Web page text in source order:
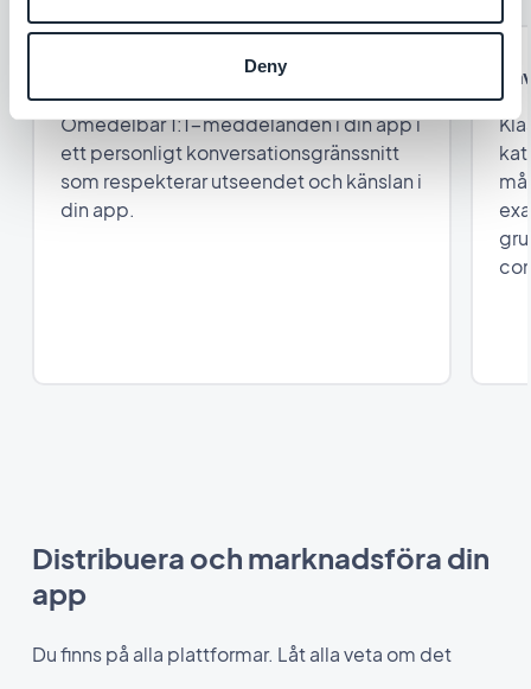
Deny
Omedelbar 1:1-meddelanden i din app i
ett personligt konversationsgränssnitt
som respekterar utseendet och känslan i
din app.
Distribuera och marknadsföra din
app
Du finns på alla plattformar. Låt alla veta om det